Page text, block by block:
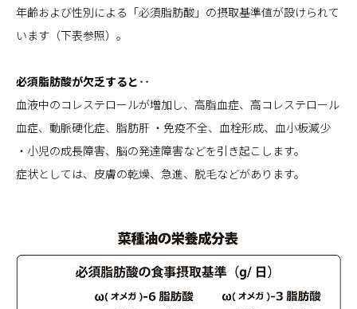
年齢および性別による「必須脂肪酸」の摂取基準値が設けられて
います（下表参照）。
必須脂肪酸が欠乏すると‥
血液中のコレステロールが増加し、高脂血症、高コレステロール
血症、動脈硬化症、脂肪肝 ・免疫不全、血栓形成、血小板減少
・小児の成長障害、脳の発達障害などを引き起こします。
症状としては、皮膚の乾燥、急進、脱毛などがあります。